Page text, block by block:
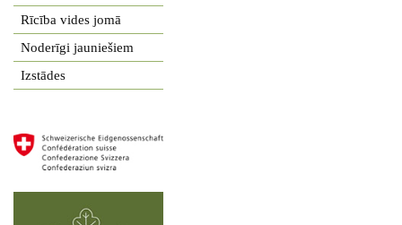
Rīcība vides jomā
Noderīgi jauniešiem
Izstādes